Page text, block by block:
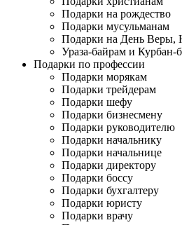
Подарки на рождество
Подарки мусульманам
Подарки на День
Ураза-байрам и Курбан-
Подарки по профессии
Подарки морякам
Подарки трейдерам
Подарки шефу
Подарки бизнесмену
Подарки руководителю
Подарки начальнику
Подарки начальнице
Подарки директору
Подарки боссу
Подарки бухгалтеру
Подарки юристу
Подарки врачу